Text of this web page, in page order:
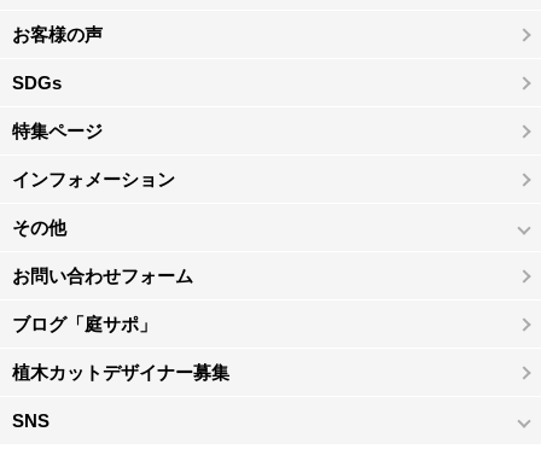
お客様の声
SDGs
特集ページ
インフォメーション
その他
お問い合わせフォーム
ブログ「庭サポ」
植木カットデザイナー募集
SNS